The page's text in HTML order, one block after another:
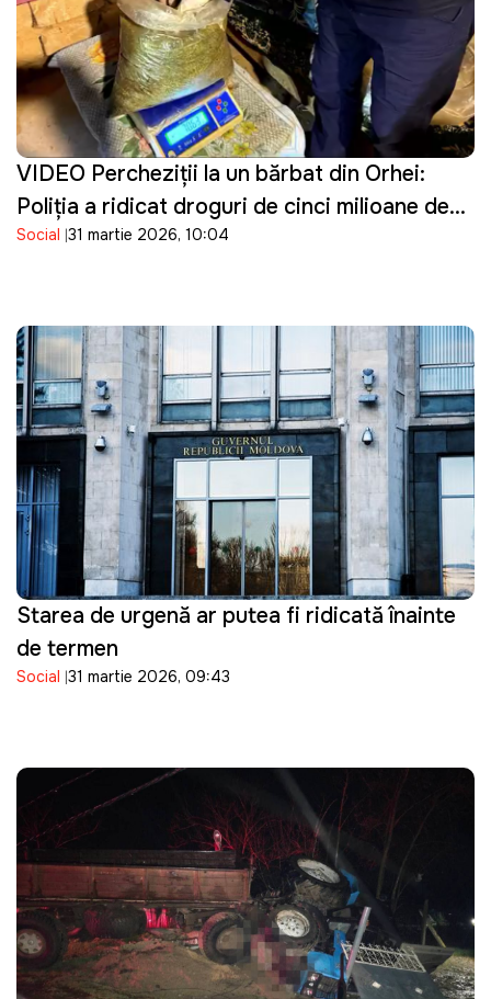
VIDEO Percheziţii la un bărbat din Orhei:
Poliţia a ridicat droguri de cinci milioane de
lei
Social 31 martie 2026, 10:04
Starea de urgență ar putea fi ridicată înainte
de termen
Social 31 martie 2026, 09:43